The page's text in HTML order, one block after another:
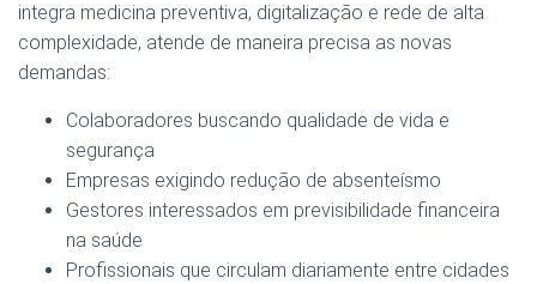
integra medicina preventiva, digitalização e rede de alta
complexidade, atende de maneira precisa as novas
demandas:
Colaboradores buscando qualidade de vida e
segurança
Empresas exigindo redução de absenteísmo
Gestores interessados em previsibilidade financeira
na saúde
Profissionais que circulam diariamente entre cidades